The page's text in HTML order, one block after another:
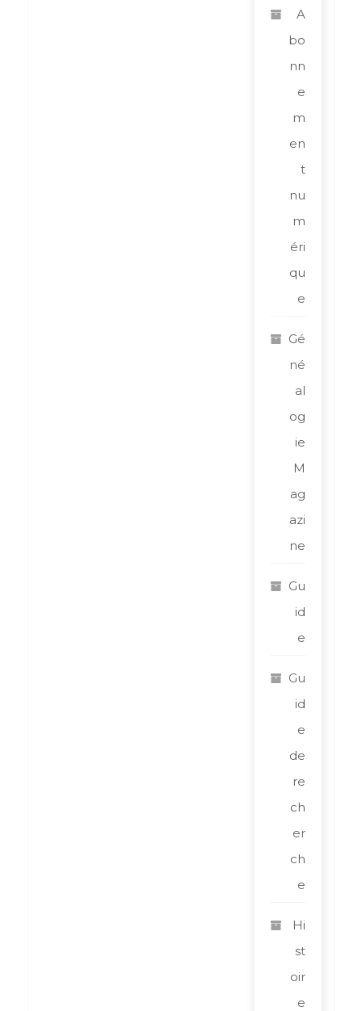
A
bo
nn
e
m
en
t
nu
m
éri
qu
e
Gé
né
al
og
ie
M
ag
azi
ne
Gu
id
e
Gu
id
e
de
re
ch
er
ch
e
Hi
st
oir
e